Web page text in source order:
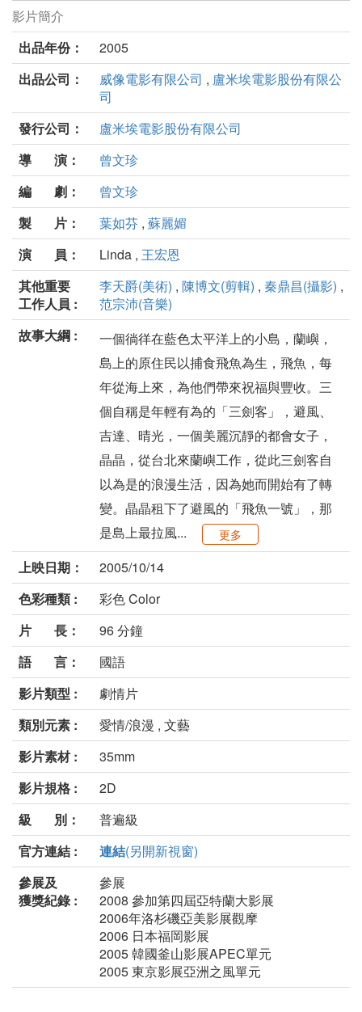
等待飛魚劇照
影片簡介
出品年份：
2005
出品公司：
威像電影有限公司 , 盧米埃電影股份有限公
司
發行公司：
盧米埃電影股份有限公司
導 演：
曾文珍
編 劇：
曾文珍
製 片：
葉如芬 , 蘇麗媚
演 員：
Linda , 王宏恩
其他重要
工作人員 :
李天爵(美術) , 陳博文(剪輯) , 秦鼎昌(攝影) ,
范宗沛(音樂)
故事大綱 :
一個徜徉在藍色太平洋上的小島，蘭嶼，
島上的原住民以捕食飛魚為生，飛魚，每
年從海上來，為他們帶來祝福與豐收。三
個自稱是年輕有為的「三劍客」，避風、
吉達、晴光，一個美麗沉靜的都會女子，
晶晶，從台北來蘭嶼工作，從此三劍客自
以為是的浪漫生活，因為她而開始有了轉
變。晶晶租下了避風的「飛魚一號」，那
是島上最拉風...
更多
上映日期：
2005/10/14
色彩種類 :
彩色 Color
片 長：
96 分鐘
語 言：
國語
影片類型 :
劇情片
類別元素 :
愛情/浪漫 , 文藝
影片素材 :
35mm
影片規格 :
2D
級 別：
普遍級
官方連結 :
連結(另開新視窗)
參展及
獲獎紀錄 :
參展
2008 參加第四屆亞特蘭大影展
2006年洛杉磯亞美影展觀摩
2006 日本福岡影展
2005 韓國釜山影展APEC單元
2005 東京影展亞洲之風單元